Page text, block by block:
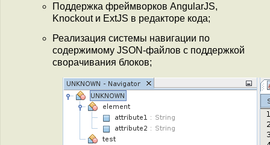
Поддержка фреймворков AngularJS,
Knockout и ExtJS в редакторе кода;
Реализация системы навигации по
содержимому JSON-файлов с поддержкой
сворачивания блоков;